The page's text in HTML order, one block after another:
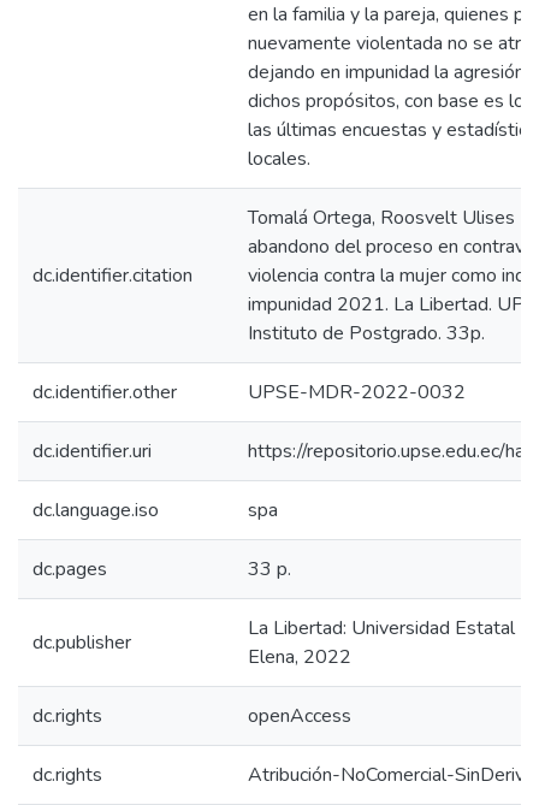
en la familia y la pareja, quienes
nuevamente violentada no se
dejando en impunidad la agresión.
dichos propósitos, con base es
las últimas encuestas y
locales.
dc.identifier.citation
Tomalá Ortega, Roosvelt Ulises
abandono del proceso en
violencia contra la mujer como
impunidad 2021. La Libertad.
Instituto de Postgrado. 33p.
dc.identifier.other UPSE-MDR-2022-0032
dc.identifier.uri https://repositorio.upse.edu.ec/
dc.language.iso spa
dc.pages 33 p.
dc.publisher
La Libertad: Universidad Estatal
Elena, 2022
dc.rights openAccess
dc.rights Atribución-NoComercial-